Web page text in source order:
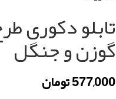
تابلو دکوری
گوزن و جنگل
577,000تومان